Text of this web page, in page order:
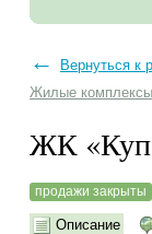
←
Вернуться к
Жилые комплексы
ЖК
продажи закрыты
Описание